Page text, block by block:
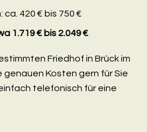
420 € bis 750 €
1.719 € bis 2.049 €
Friedhof in Brück im
genauen Kosten gern für Sie
telefonisch für eine